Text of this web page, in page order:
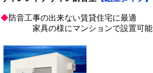
◆防音工事の出来ない賃貸住宅に最適
家具の様にマンションで設置可能